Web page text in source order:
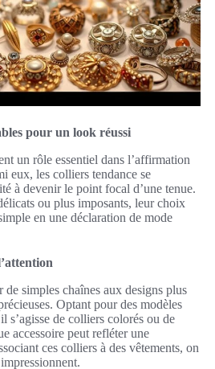
pour un look réussi
un rôle essentiel dans l’affirmation
eux, les colliers tendance se
à devenir le point focal d’une tenue.
ou plus imposants, leur choix
en une déclaration de mode
simples chaînes aux designs plus
Optant pour des modèles
s’agisse de colliers colorés ou de
accessoire peut refléter une
ces colliers à des vêtements, on